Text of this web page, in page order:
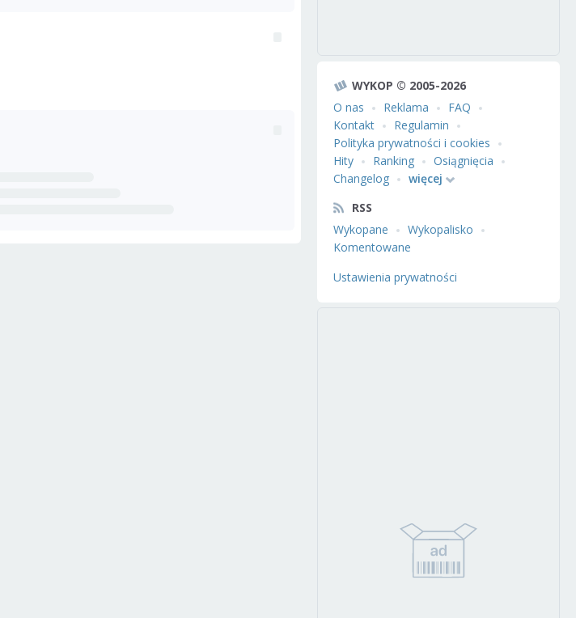
WYKOP © 2005-2026
O nas
Reklama
FAQ
Kontakt
Regulamin
Polityka prywatności i cookies
Hity
Ranking
Osiągnięcia
Changelog
więcej
RSS
Wykopane
Wykopalisko
Komentowane
Ustawienia prywatności